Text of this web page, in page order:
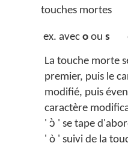
touches mortes
ex. avec oou s
La touche morte
premier, puis le
modifié, puis
caractère
' ɔ̀ ' se tape
' ò ' suivi de la